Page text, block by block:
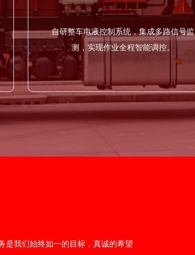
自研整车电液控制系统，集成多路信号监
测，实现作业全程智能调控。
是我们始终如一的目标，真诚的希望